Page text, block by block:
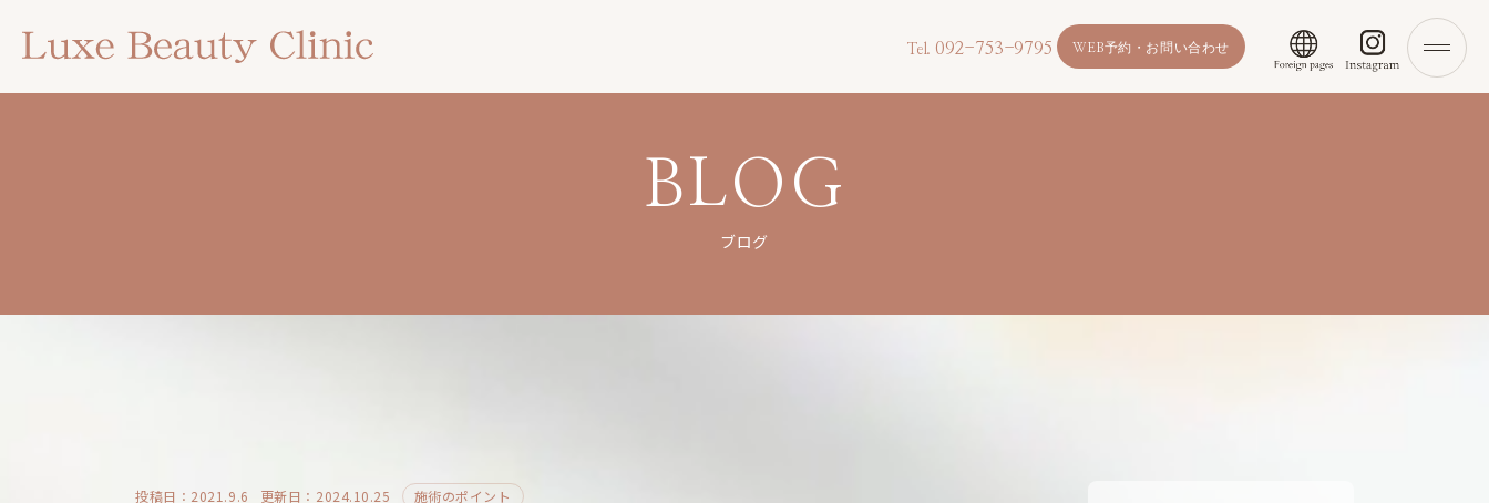
Tel. 092-753-9795 WEB予約・お問い合わせ
BLOG
ブログ
投稿日：2021.9.6 更新日：2024.10.25 施術のポイント